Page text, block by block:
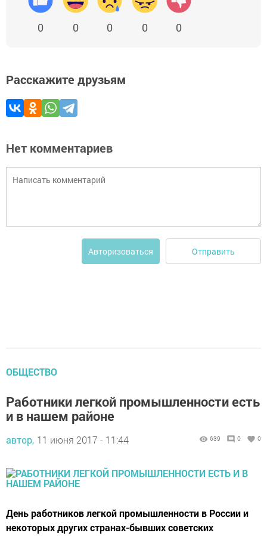
0 0 0 0 0
Расскажите друзьям
Нет комментариев
Авторизоваться Отправить
ОБЩЕСТВО
Работники легкой промышленности есть
и в нашем районе
автор, 11 июня 2017 - 11:44 639 0 0
День работников легкой промышленности в России и
некоторых других странах-бывших советских